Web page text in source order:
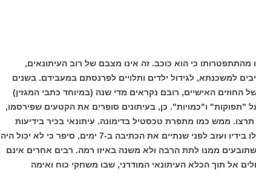
מהתתפטרותו כי הוא כוכב. זה אינו מצבם של רוב העיתונאים,
למשכנתא, לגידול ילדים ותלויים לפרנסתם במעבידם. בשנים
החוזים האישיים, רובם נקראים מדי שנה (במיוחד כתבי המגזין)
"תפוקות" ו"כמויות". כן, בעיתונים סופרים את הקטעים שפירסמו,
ממש כמו מתפרת טכסטיל בדימונה. עיתונאי בכיר בידיעות
אחרונות, שהחליט לקחת את גורלו בידיו ועזב לפני שנתיים את הכתיבה ב-7 ימים, סיפר כי לא יכול היה
ממנו לתת הרבה ולא משנה באיזו רמה. רבים אחרים אינם
אל תוך הכלא העיתונאי המודרני, שבו משחקי כוח ואימה